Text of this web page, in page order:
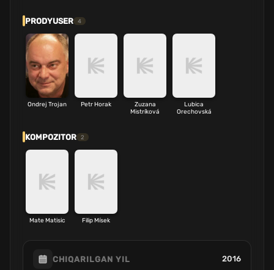
PRODYUSER 4
Ondrej Trojan Petr Horak
Zuzana
Mistríková
Lubica
Orechovská
KOMPOZITOR 2
Mate Matisic Filip Mísek
CHIQARILGAN YIL 2016